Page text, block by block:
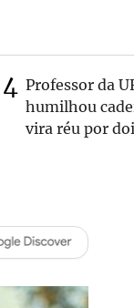
Professor da
humilhou
vira réu por